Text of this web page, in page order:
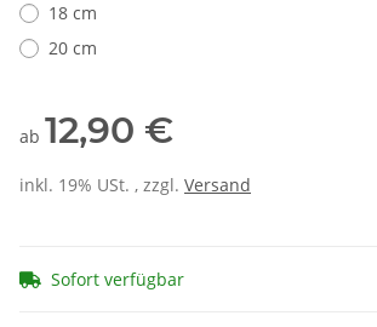
18 cm
20 cm
ab 12,90 €
inkl. 19% USt. , zzgl. Versand
Sofort verfügbar